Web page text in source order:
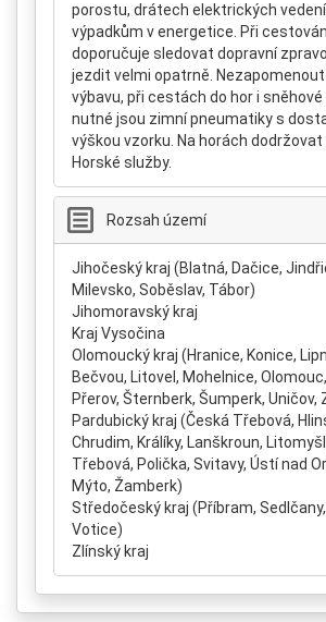
porostu, drátech elektrických
výpadkům v energetice. Při
doporučuje sledovat dopravní
jezdit velmi opatrně.
výbavu, při cestách do hor i sněhové
nutné jsou zimní pneumatiky s
výškou vzorku. Na horách dodržovat
Horské služby.
Rozsah území
Jihočeský kraj (Blatná, Dačice,
Milevsko, Soběslav, Tábor)
Jihomoravský kraj
Kraj Vysočina
Olomoucký kraj (Hranice, Konice,
Bečvou, Litovel, Mohelnice,
Přerov, Šternberk, Šumperk, Uničov,
Pardubický kraj (Česká Třebová,
Chrudim, Králíky, Lanškroun,
Třebová, Polička, Svitavy, Ústí nad
Mýto, Žamberk)
Středočeský kraj (Příbram,
Votice)
Zlínský kraj